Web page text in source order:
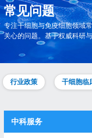
常见问题
专注干细胞与免疫细胞领域
关心的问题。基于权威科研
行业政策 干细胞临
中科服务